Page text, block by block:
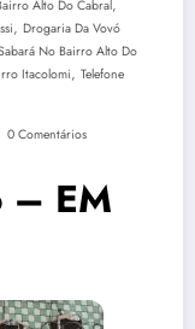
Alto Do Cabral,
, Drogaria Da Vovó
No Bairro Alto Do
Itacolomi, Telefone
0 Comentários
– EM